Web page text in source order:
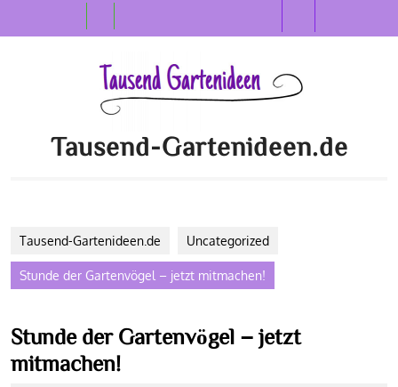
Open
Button
Tausend-Gartenideen.de
Tausend-Gartenideen.de Uncategorized
Stunde der Gartenvögel – jetzt mitmachen!
Stunde der Gartenvögel – jetzt
mitmachen!